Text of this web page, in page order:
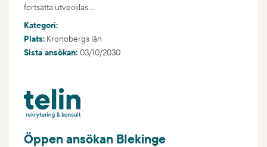
fortsätta utvecklas....
Kategori:
Plats: Kronobergs län
Sista ansökan: 03/10/2030
Öppen ansökan Blekinge